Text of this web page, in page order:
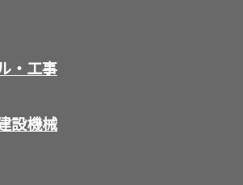
・工事
設機械